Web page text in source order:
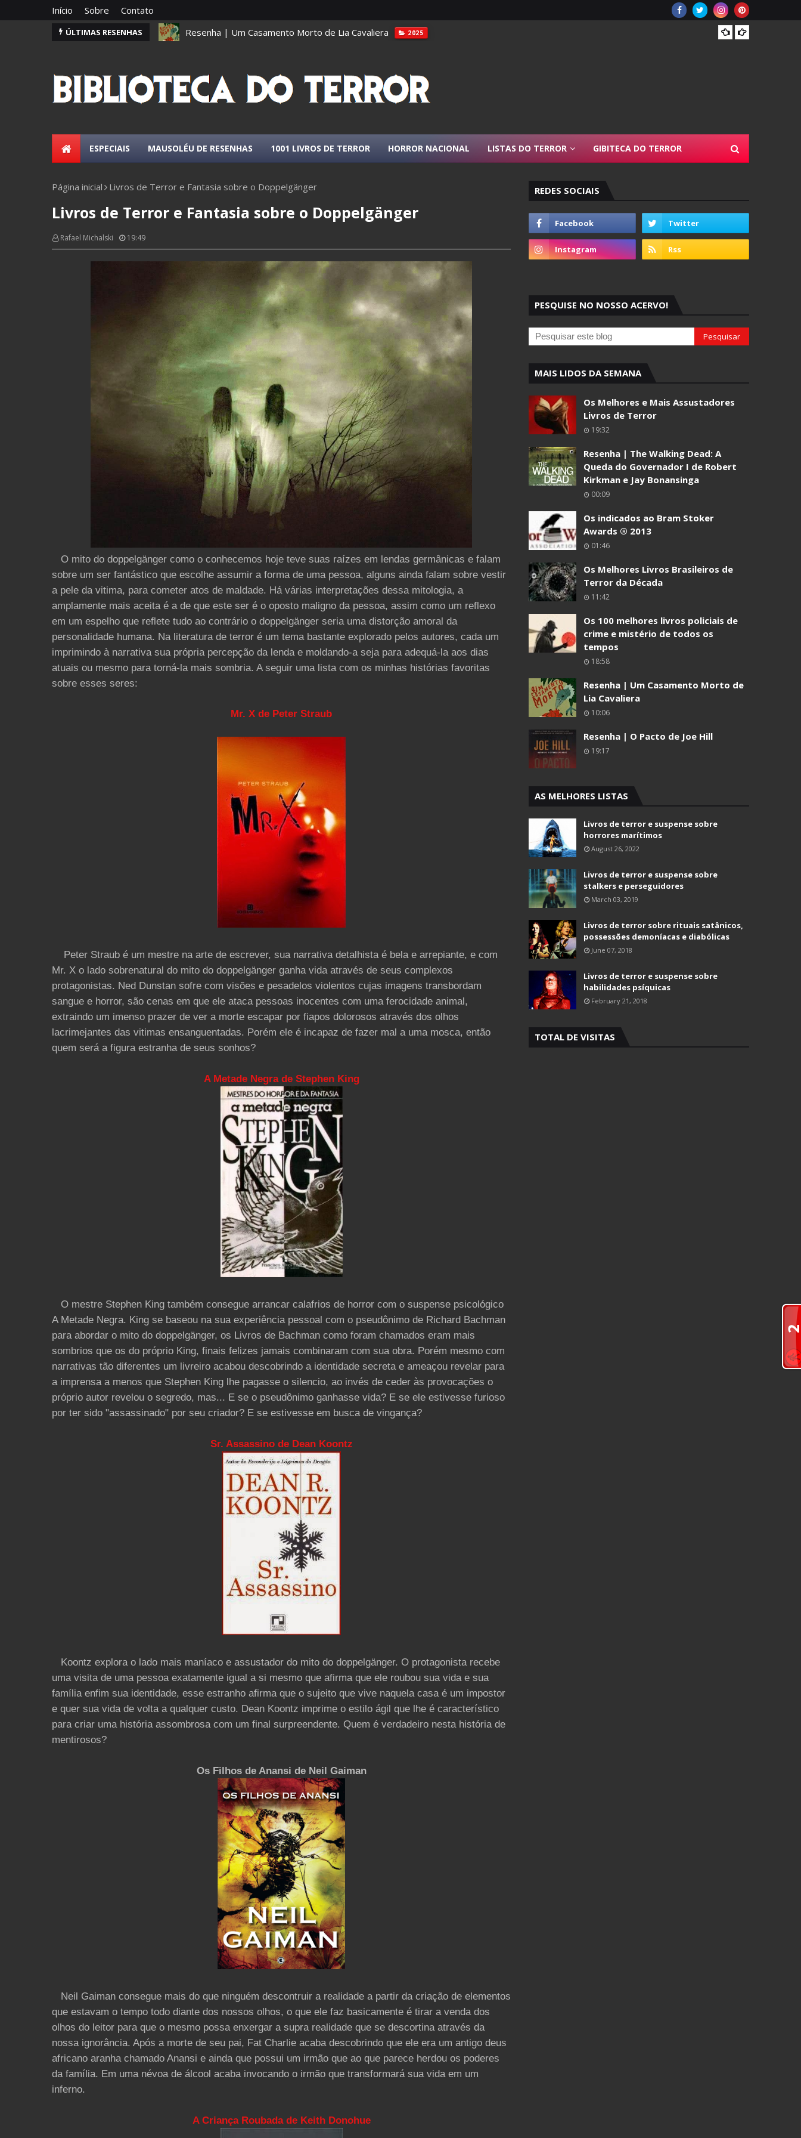
Início Sobre Contato
ÚLTIMAS RESENHAS Resenha | Um Casamento Morto de Lia Cavaliera 2025
ESPECIAIS MAUSOLÉU DE RESENHAS 1001 LIVROS DE TERROR HORROR NACIONAL LISTAS DO TERROR GIBITECA DO TERROR
Página inicial Livros de Terror e Fantasia sobre o Doppelgänger
Livros de Terror e Fantasia sobre o Doppelgänger
Rafael Michalski 19:49
O mito do doppelgänger como o conhecemos hoje teve suas raízes em lendas germânicas e falam
sobre um ser fantástico que escolhe assumir a forma de uma pessoa, alguns ainda falam sobre vestir
a pele da vitima, para cometer atos de maldade. Há várias interpretações dessa mitologia, a
amplamente mais aceita é a de que este ser é o oposto maligno da pessoa, assim como um reflexo
em um espelho que reflete tudo ao contrário o doppelgänger seria uma distorção amoral da
personalidade humana. Na literatura de terror é um tema bastante explorado pelos autores, cada um
imprimindo à narrativa sua própria percepção da lenda e moldando-a seja para adequá-la aos dias
atuais ou mesmo para torná-la mais sombria. A seguir uma lista com os minhas histórias favoritas
sobre esses seres:
Mr. X de Peter Straub
Peter Straub é um mestre na arte de escrever, sua narrativa detalhista é bela e arrepiante, e com
Mr. X o lado sobrenatural do mito do doppelgänger ganha vida através de seus complexos
protagonistas. Ned Dunstan sofre com visões e pesadelos violentos cujas imagens transbordam
sangue e horror, são cenas em que ele ataca pessoas inocentes com uma ferocidade animal,
extraindo um imenso prazer de ver a morte escapar por fiapos dolorosos através dos olhos
lacrimejantes das vitimas ensanguentadas. Porém ele é incapaz de fazer mal a uma mosca, então
quem será a figura estranha de seus sonhos?
A Metade Negra de Stephen King
O mestre Stephen King também consegue arrancar calafrios de horror com o suspense psicológico
A Metade Negra. King se baseou na sua experiência pessoal com o pseudônimo de Richard Bachman
para abordar o mito do doppelgänger, os Livros de Bachman como foram chamados eram mais
sombrios que os do próprio King, finais felizes jamais combinaram com sua obra. Porém mesmo com
narrativas tão diferentes um livreiro acabou descobrindo a identidade secreta e ameaçou revelar para
a imprensa a menos que Stephen King lhe pagasse o silencio, ao invés de ceder às provocações o
próprio autor revelou o segredo, mas... E se o pseudônimo ganhasse vida? E se ele estivesse furioso
por ter sido "assassinado" por seu criador? E se estivesse em busca de vingança?
Sr. Assassino de Dean Koontz
Koontz explora o lado mais maníaco e assustador do mito do doppelgänger. O protagonista recebe
uma visita de uma pessoa exatamente igual a si mesmo que afirma que ele roubou sua vida e sua
família enfim sua identidade, esse estranho afirma que o sujeito que vive naquela casa é um impostor
e quer sua vida de volta a qualquer custo. Dean Koontz imprime o estilo ágil que lhe é característico
para criar uma história assombrosa com um final surpreendente. Quem é verdadeiro nesta história de
mentirosos?
Os Filhos de Anansi de Neil Gaiman
Neil Gaiman consegue mais do que ninguém descontruir a realidade a partir da criação de elementos
que estavam o tempo todo diante dos nossos olhos, o que ele faz basicamente é tirar a venda dos
olhos do leitor para que o mesmo possa enxergar a supra realidade que se descortina através da
nossa ignorância. Após a morte de seu pai, Fat Charlie acaba descobrindo que ele era um antigo deus
africano aranha chamado Anansi e ainda que possui um irmão que ao que parece herdou os poderes
da família. Em uma névoa de álcool acaba invocando o irmão que transformará sua vida em um
inferno.
A Criança Roubada de Keith Donohue
REDES SOCIAIS
PESQUISE NO NOSSO ACERVO!
MAIS LIDOS DA SEMANA
Os Melhores e Mais Assustadores
Livros de Terror
19:32
Resenha | The Walking Dead: A
Queda do Governador I de Robert
Kirkman e Jay Bonansinga
00:09
Os indicados ao Bram Stoker
Awards ® 2013
01:46
Os Melhores Livros Brasileiros de
Terror da Década
11:42
Os 100 melhores livros policiais de
crime e mistério de todos os
tempos
18:58
Resenha | Um Casamento Morto de
Lia Cavaliera
10:06
Resenha | O Pacto de Joe Hill
19:17
AS MELHORES LISTAS
Livros de terror e suspense sobre
horrores marítimos
August 26, 2022
Livros de terror e suspense sobre
stalkers e perseguidores
March 03, 2019
Livros de terror sobre rituais satânicos,
possessões demoníacas e diabólicas
June 07, 2018
Livros de terror e suspense sobre
habilidades psíquicas
February 21, 2018
TOTAL DE VISITAS